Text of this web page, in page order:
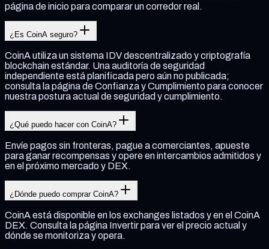
página de inicio para comparar un corredor real.
¿Es CoinA seguro?
CoinA utiliza un sistema IDV descentralizado y criptografía
blockchain estándar. Una auditoría de seguridad
independiente está planificada pero aún no publicada;
consulta la página de Confianza y Cumplimiento para conocer
nuestra postura actual de seguridad y cumplimiento.
¿Qué puedo hacer con CoinA?
Envíe pagos sin fronteras, pague a comerciantes, apueste
para ganar recompensas y opere en intercambios admitidos y
en el próximo mercado y DEX.
¿Dónde puedo comprar CoinA?
CoinA está disponible en los exchanges listados y en el CoinA
DEX. Consulta la página Invertir para ver el precio actual y
dónde se monitoriza y opera.